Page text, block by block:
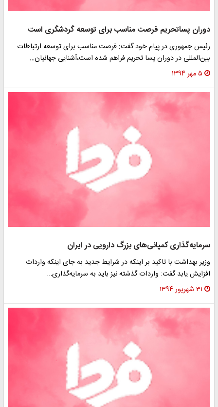
دوران پساتحریم فرصت مناسب برای توسعه گردشگری است
رئیس جمهوری در پیام خود گفت: فرصت مناسب برای توسعه ارتباطات
بین‌المللی در دوران پسا تحریم فراهم شده است،آشنایی جهانیان…
۵ مهر ۱۳۹۴
سرمایه‌گذاری کمپانی‌های بزرگ دارویی در ایران
وزیر بهداشت با تاکید بر اینکه در شرایط جدید به جای اینکه واردات
افزایش یابد گفت: واردات گذشته نیز باید به سرمایه‌گذاری…
۳۱ شهریور ۱۳۹۴